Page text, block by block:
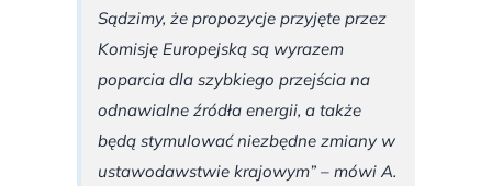
Sądzimy, że propozycje przyjęte przez
Komisję Europejską są wyrazem
poparcia dla szybkiego przejścia na
odnawialne źródła energii, a także
będą stymulować niezbędne zmiany w
ustawodawstwie krajowym” – mówi A.